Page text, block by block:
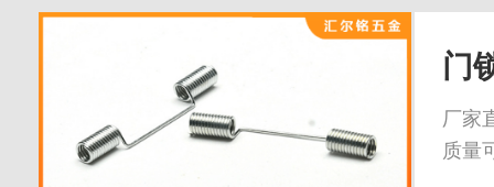
门
厂家
质量